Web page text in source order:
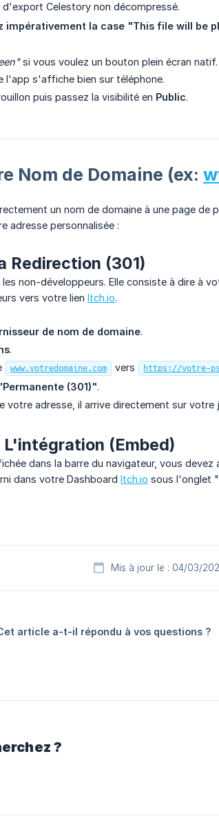
d'export Celestory non décompressé.
impérativement la case "This file will be
si vous voulez un bouton plein écran natif.
l'app s'affiche bien sur téléphone.
puis passez la visibilité en Public.
Nom de Domaine (ex:
un nom de domaine à une page
adresse personnalisée :
Redirection (301)
non-développeurs. Elle consiste à dire à
vers votre lien Itch.io.
de nom de domaine.
.
www.votredomaine.com vers https://votre-
(301)".
votre adresse, il arrive directement sur votre
(Embed)
dans la barre du navigateur, vous
dans votre Dashboard Itch.io sous l'onglet
Mis à jour le : 04/03/
article a-t-il répondu à vos questions ?
?